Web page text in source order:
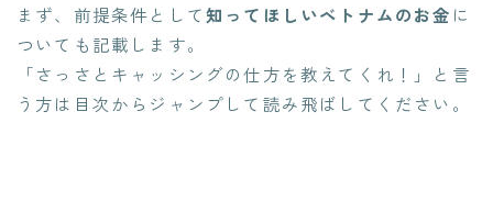
まず、前提条件として知ってほしいベトナムのお金 に
ついても記載します。
「さっさとキャッシングの仕方を教えてくれ！」と言
う方は目次からジャンプして読み飛ばしてください。